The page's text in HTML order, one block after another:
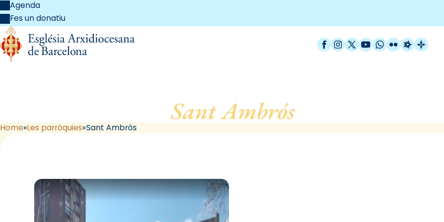
Agenda
Fes un donatiu
Facebook
Instagram
X / Twitter
YouTube
WhatsApp
FlickrRadio
Sant Ambrós, de Barcelona
Home Les parròquies Sant Ambrós